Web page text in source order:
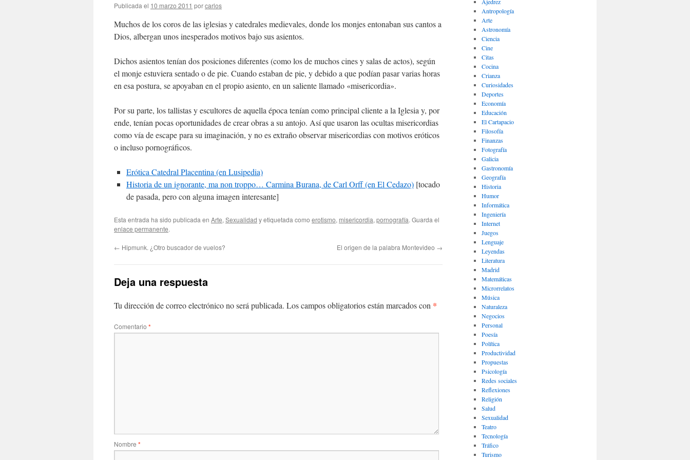
Publicada el 10 marzo 2011 porcarlos
Muchos de los coros de las iglesias y catedrales medievales, donde los monjes entonaban sus cantos a
Dios, albergan unos inesperados motivos bajo sus asientos.
Dichos asientos tenían dos posiciones diferentes (como los de muchos cines y salas de actos), según
el monje estuviera sentado o de pie. Cuando estaban de pie, y debido a que podían pasar varias horas
en esa postura, se apoyaban en el propio asiento, en un saliente llamado «misericordia».
Por su parte, los tallistas y escultores de aquella época tenían como principal cliente a la Iglesia y, por
ende, tenían pocas oportunidades de crear obras a su antojo. Así que usaron las ocultas misericordias
como vía de escape para su imaginación, y no es extraño observar misericordias con motivos eróticos
o incluso pornográficos.
Erótica Catedral Placentina (en Lusipedia)
Historia de un ignorante, ma non troppo… Carmina Burana, de Carl Orff (en El Cedazo) [tocado
de pasada, pero con alguna imagen interesante]
Esta entrada ha sido publicada en Arte, Sexualidad y etiquetada como erotismo, misericordia, pornografía. Guarda el
enlace permanente.
← Hipmunk. ¿Otro buscador de vuelos? El origen de la palabra Montevideo →
Deja una respuesta
Tu dirección de correo electrónico no será publicada. Los campos obligatorios están marcados con *
Comentario *
Nombre *
Antropología
Arte
Astronomía
Ciencia
Cine
Citas
Cocina
Crianza
Curiosidades
Deportes
Economía
Educación
El Cartapacio
Filosofía
Finanzas
Fotografía
Galicia
Gastronomía
Geografía
Historia
Humor
Informática
Ingeniería
Internet
Juegos
Lenguaje
Leyendas
Literatura
Madrid
Matemáticas
Microrrelatos
Música
Naturaleza
Negocios
Personal
Poesía
Política
Productividad
Propuestas
Psicología
Redes sociales
Reflexiones
Religión
Salud
Sexualidad
Teatro
Tecnología
Tráfico
Turismo